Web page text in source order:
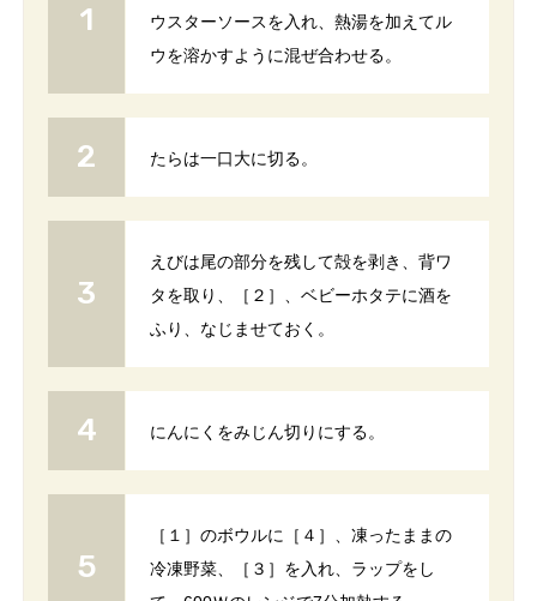
ウスターソースを入れ、熱湯を加えてル
ウを溶かすように混ぜ合わせる。
たらは一口大に切る。
えびは尾の部分を残して殻を剥き、背ワ
タを取り、［２］、ベビーホタテに酒を
ふり、なじませておく。
にんにくをみじん切りにする。
［１］のボウルに［４］、凍ったままの
冷凍野菜、［３］を入れ、ラップをし